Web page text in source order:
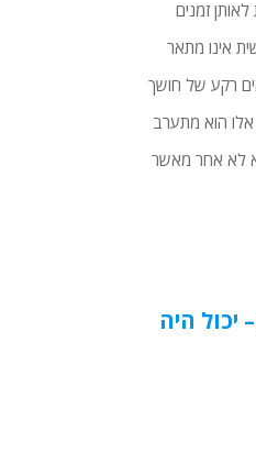
זמנים
אינו מתאר
רקע של חושך
אלו הוא מתערב
לא אחר מאשר
היה